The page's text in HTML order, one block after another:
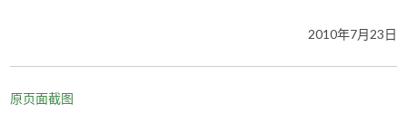
2010年7月23日
原页面截图